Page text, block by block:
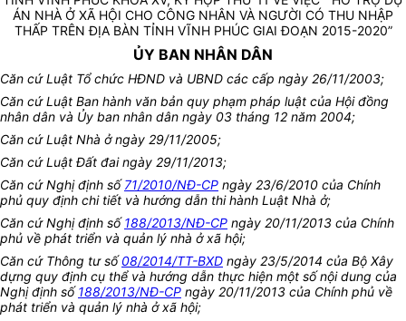
ÁN NHÀ Ở XÃ HỘI CHO CÔNG NHÂN VÀ NGƯỜI CÓ THU NHẬP
THẤP TRÊN ĐỊA BÀN TỈNH VĨNH PHÚC GIAI ĐOẠN 2015-2020”
ỦY BAN NHÂN DÂN
Căn cứ Luật Tổ chức HĐND và UBND các cấp ngày 26/11/2003;
Căn cứ Luật Ban hành văn bản quy phạm pháp luật của Hội đồng
nhân dân và Ủy ban nhân dân ngày 03 tháng 12 năm 2004;
Căn cứ Luật Nhà ở ngày 29/11/2005;
Căn cứ Luật Đất đai ngày 29/11/2013;
Căn cứ Nghị định số71/2010/NĐ-CP ngày 23/6/2010 của Chính
phủ quy định chi tiết và hướng dẫn thi hành Luật Nhà ở;
Căn cứ Nghị định số188/2013/NĐ-CP ngày 20/11/2013 của Chính
phủ về phát triển và quản lý nhà ở xã hội;
Căn cứ Thông tư số08/2014/TT-BXD ngày 23/5/2014 của Bộ Xây
dựng quy định cụ thể và hướng dẫn thực hiện một số nội dung của
Nghị định số188/2013/NĐ-CP ngày 20/11/2013 của Chính phủ về
phát triển và quản lý nhà ở xã hội;